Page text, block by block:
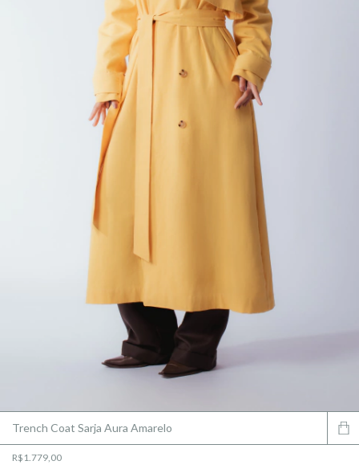
Trench Coat Sarja Aura Amarelo
R$1.779,00